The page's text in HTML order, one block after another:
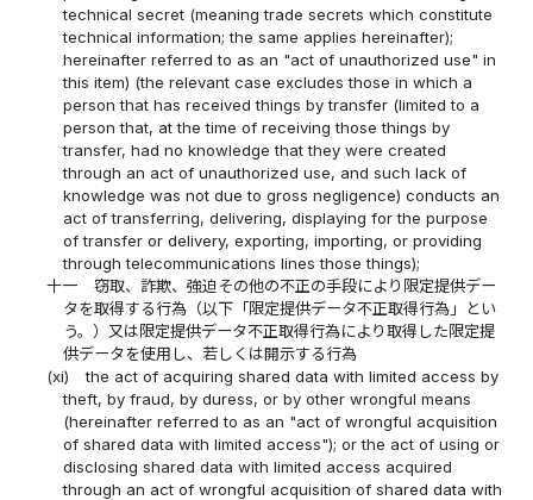
technical secret (meaning trade secrets which constitute
technical information; the same applies hereinafter);
hereinafter referred to as an "act of unauthorized use" in
this item) (the relevant case excludes those in which a
person that has received things by transfer (limited to a
person that, at the time of receiving those things by
transfer, had no knowledge that they were created
through an act of unauthorized use, and such lack of
knowledge was not due to gross negligence) conducts an
act of transferring, delivering, displaying for the purpose
of transfer or delivery, exporting, importing, or providing
through telecommunications lines those things);
十一
窃取、詐欺、強迫その他の不正の手段により限定提供デー
タを取得する行為（以下「限定提供データ不正取得行為」とい
う。）又は限定提供データ不正取得行為により取得した限定提
供データを使用し、若しくは開示する行為
(xi)
the act of acquiring shared data with limited access by
theft, by fraud, by duress, or by other wrongful means
(hereinafter referred to as an "act of wrongful acquisition
of shared data with limited access"); or the act of using or
disclosing shared data with limited access acquired
through an act of wrongful acquisition of shared data with